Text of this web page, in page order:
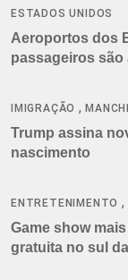
ESTADOS UNIDOS
Aeroportos dos
passageiros são
IMIGRAÇÃO ,
Trump assina
nascimento
ENTRETENIMENTO ,
Game show
gratuita no sul